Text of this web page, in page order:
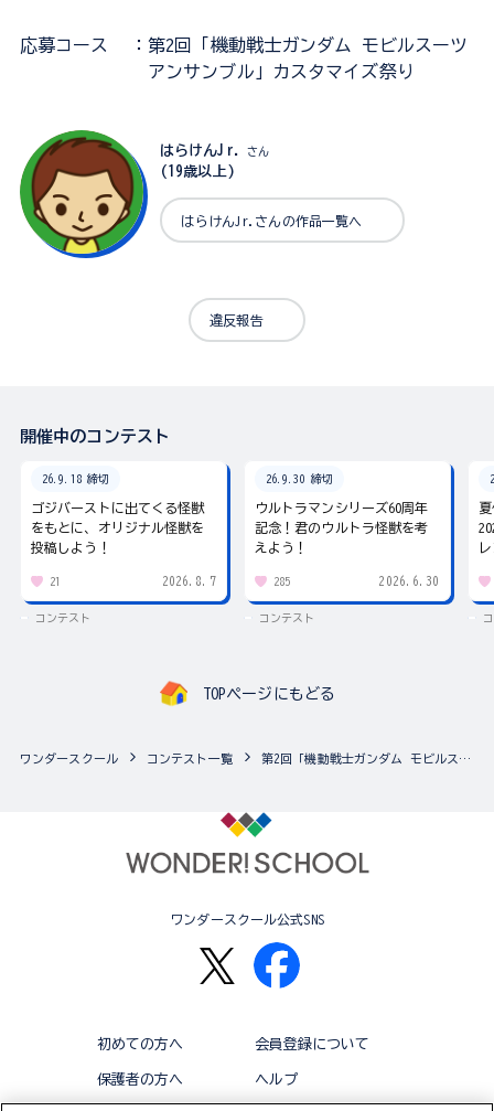
応募コース
：第2回「機動戦士ガンダム モビルスーツ
アンサンブル」カスタマイズ祭り
はらけんJr. さん
(19歳以上)
はらけんJr.さんの作品一覧へ
違反報告
開催中のコンテスト
26.9.18 締切
ゴジバーストに出てくる怪獣
をもとに、オリジナル怪獣を
投稿しよう！
21 2026.8.7
コンテスト
26.9.30 締切
ウルトラマンシリーズ60周年
記念！君のウルトラ怪獣を考
えよう！
285 2026.6.30
コンテスト
TOPページにもどる
ワンダースクール コンテスト一覧 第2回「機動戦士ガンダム モビルスーツ アンサンブル」カスタマイズ祭り（15歳以上対象、複数の作品応募可能！）
ワンダースクール公式SNS
初めての方へ 会員登録について
保護者の方へ ヘルプ